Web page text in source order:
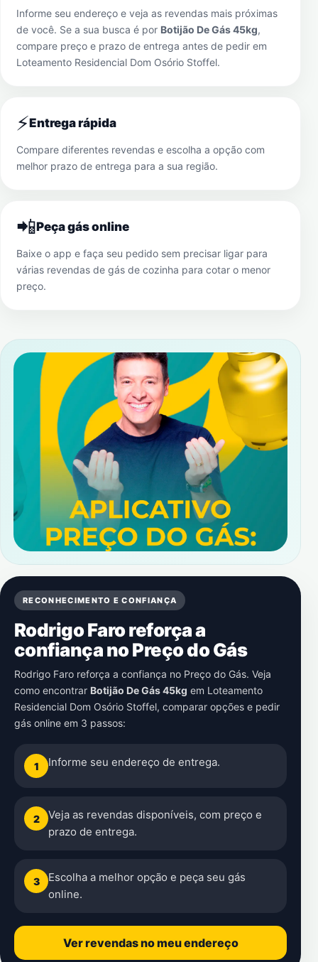
Informe seu endereço e veja as revendas mais próximas
de você. Se a sua busca é por Botijão De Gás 45kg,
compare preço e prazo de entrega antes de pedir em
Loteamento Residencial Dom Osório Stoffel.
⚡Entrega rápida
Compare diferentes revendas e escolha a opção com
melhor prazo de entrega para a sua região.
📲Peça gás online
Baixe o app e faça seu pedido sem precisar ligar para
várias revendas de gás de cozinha para cotar o menor
preço.
RECONHECIMENTO E CONFIANÇA
Rodrigo Faro reforça a
confiança no Preço do Gás
Rodrigo Faro reforça a confiança no Preço do Gás. Veja
como encontrar Botijão De Gás 45kg em Loteamento
Residencial Dom Osório Stoffel, comparar opções e pedir
gás online em 3 passos:
1 Informe seu endereço de entrega.
2
Veja as revendas disponíveis, com preço e
prazo de entrega.
3
Escolha a melhor opção e peça seu gás
online.
Ver revendas no meu endereço